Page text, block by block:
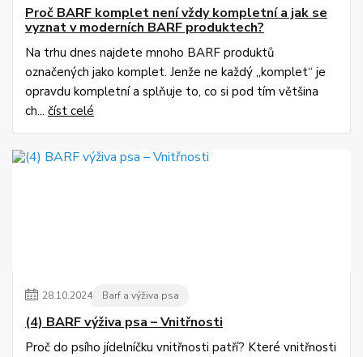
Proč BARF komplet není vždy kompletní a jak se
vyznat v moderních BARF produktech?
Na trhu dnes najdete mnoho BARF produktů
označených jako komplet. Jenže ne každý „komplet“ je
opravdu kompletní a splňuje to, co si pod tím většina
ch... číst celé
28.10.2024 Barf a výživa psa
(4) BARF výživa psa – Vnitřnosti
Proč do psího jídelníčku vnitřnosti patří? Které vnitřnosti